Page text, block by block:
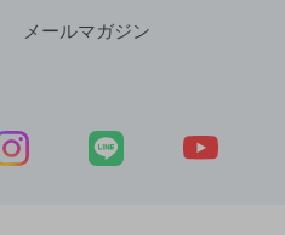
メールマガジン